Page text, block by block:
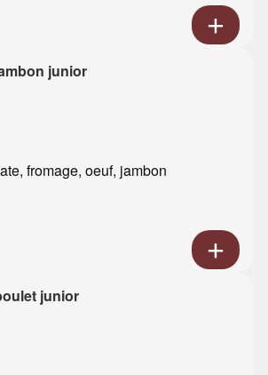
junior
fromage, oeuf, jambon
junior